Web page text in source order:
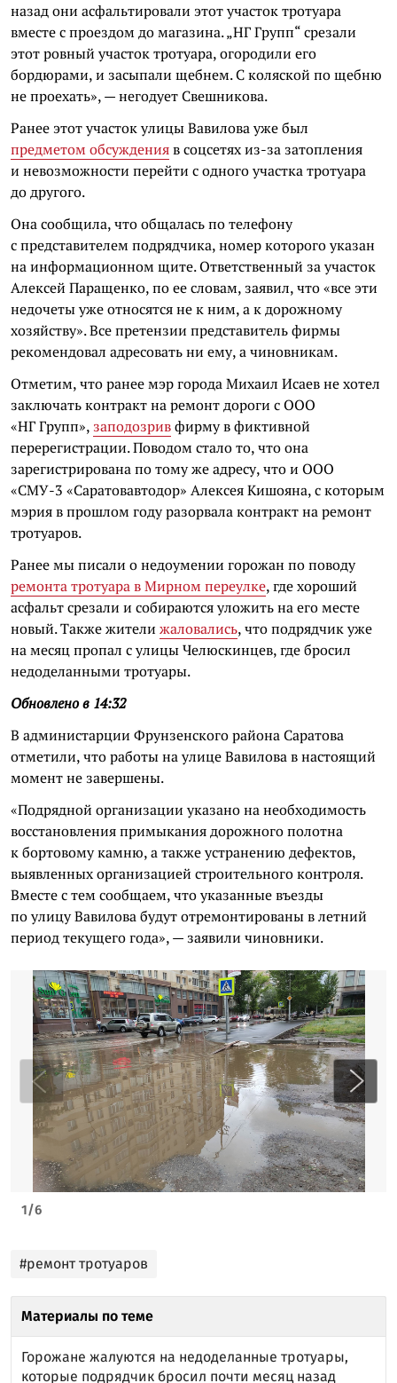
назад они асфальтировали этот участок тротуара
вместе с проездом до магазина. „НГ Групп“ срезали
этот ровный участок тротуара, огородили его
бордюрами, и засыпали щебнем. С коляской по щебню
не проехать», — негодует Свешникова.
Ранее этот участок улицы Вавилова уже был
предметом обсужденияв соцсетях из-за затопления
и невозможности перейти с одного участка тротуара
до другого.
Она сообщила, что общалась по телефону
с представителем подрядчика, номер которого указан
на информационном щите. Ответственный за участок
Алексей Паращенко, по ее словам, заявил, что «все эти
недочеты уже относятся не к ним, а к дорожному
хозяйству». Все претензии представитель фирмы
рекомендовал адресовать ни ему, а чиновникам.
Отметим, что ранее мэр города Михаил Исаев не хотел
заключать контракт на ремонт дороги с ООО
«НГ Групп», заподозривфирму в фиктивной
перерегистрации. Поводом стало то, что она
зарегистрирована по тому же адресу, что и ООО
«СМУ-3 «Саратовавтодор» Алексея Кишояна, с которым
мэрия в прошлом году разорвала контракт на ремонт
тротуаров.
Ранее мы писали о недоумении горожан по поводу
ремонта тротуара в Мирном переулке, где хороший
асфальт срезали и собираются уложить на его месте
новый. Также жители жаловались, что подрядчик уже
на месяц пропал с улицы Челюскинцев, где бросил
недоделанными тротуары.
Обновлено в 14:32
В администарции Фрунзенского района Саратова
отметили, что работы на улице Вавилова в настоящий
момент не завершены.
«Подрядной организации указано на необходимость
восстановления примыкания дорожного полотна
к бортовому камню, а также устранению дефектов,
выявленных организацией строительного контроля.
Вместе с тем сообщаем, что указанные въезды
по улицу Вавилова будут отремонтированы в летний
период текущего года», — заявили чиновники.
1/6
#ремонт тротуаров
Материалы по теме
Горожане жалуются на недоделанные тротуары,
которые подрядчик бросил почти месяц назад